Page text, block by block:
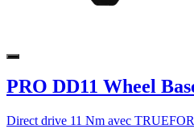
PRO DD11 Wheel
Direct drive 11 Nm avec